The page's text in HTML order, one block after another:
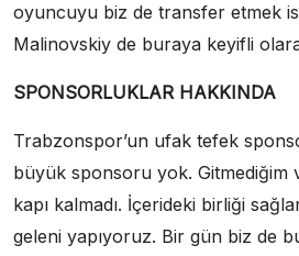
oyuncuyu biz de transfer etmek
Malinovskiy de buraya keyifli
SPONSORLUKLAR HAKKINDA
Trabzonspor’un ufak tefek
büyük sponsoru yok. Gitmediğim
kapı kalmadı. İçerideki birliği
geleni yapıyoruz. Bir gün biz de